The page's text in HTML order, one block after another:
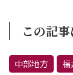
この記
中部地方 福